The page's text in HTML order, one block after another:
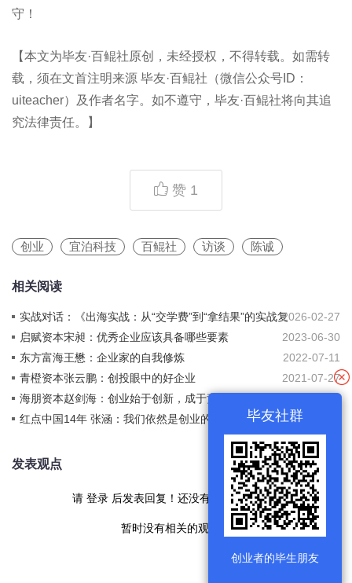
守！
【本文为毕友·百鲲社原创，未经授权，不得转载。如需转
载，须在文首注明来源 毕友·百鲲社（微信公众号ID：
uiteacher）及作者名字。如不遵守，毕友·百鲲社将向其追
究法律责任。】
赞 1
创业 宜泊科技 百鲲社 访谈 陈诚
相关阅读
实战对话：《出海实战：从“交学费”到“拿结果”的实战复
盘》
2026-02-27
启赋资本宋昶：优秀企业应该具备哪些要素
2023-06-30
东方富海王懋：企业家的自我修炼
2022-07-11
青橙资本张云鹏：创投眼中的好企业
2021-07-27
海朋资本赵剑海：创业始于创新，成于竞争
2021-07-19
红点中国14年 张涵：我们依然是创业的状态
2020-04-03
发表观点
请 登录 后发表回复！还没有帐号现在注册
暂时没有相关的观点！
毕友社群
创业者的毕生朋友